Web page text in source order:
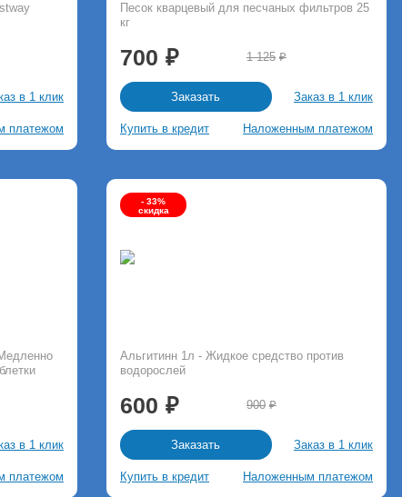
в 1 клик
платежом
Песок кварцевый для песчаных фильтров 25
кг
700 1 125
Заказать Заказ в 1 клик
Купить в кредит Наложенным платежом
в 1 клик
платежом
- 33%
скидка
Альгитинн 1л - Жидкое средство против
водорослей
600 900
Заказать Заказ в 1 клик
Купить в кредит Наложенным платежом